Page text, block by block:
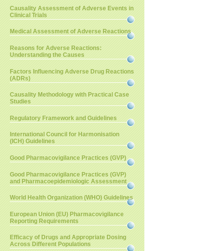
Causality Assessment of Adverse Events in
Clinical Trials
Medical Assessment of Adverse Reactions
Reasons for Adverse Reactions:
Understanding the Causes
Factors Influencing Adverse Drug Reactions
(ADRs)
Causality Methodology with Practical Case
Studies
Regulatory Framework and Guidelines
International Council for Harmonisation
(ICH) Guidelines
Good Pharmacovigilance Practices (GVP)
Good Pharmacovigilance Practices (GVP)
and Pharmacoepidemiologic Assessment
World Health Organization (WHO) Guidelines
European Union (EU) Pharmacovigilance
Reporting Requirements
Efficacy of Drugs and Appropriate Dosing
Across Different Populations